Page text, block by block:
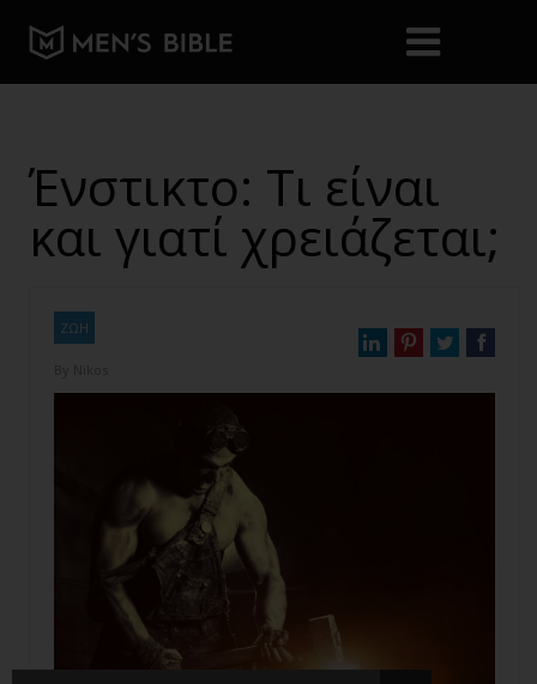
Ένστικτο: Τι είναι
και γιατί χρειάζεται;
ΖΩΗ